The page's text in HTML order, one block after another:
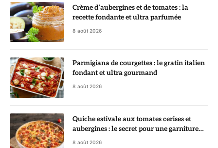
Crème d’aubergines et de tomates : la
recette fondante et ultra parfumée
8 août 2026
Parmigiana de courgettes : le gratin italien
fondant et ultra gourmand
8 août 2026
Quiche estivale aux tomates cerises et
aubergines : le secret pour une garniture
fondante
8 août 2026